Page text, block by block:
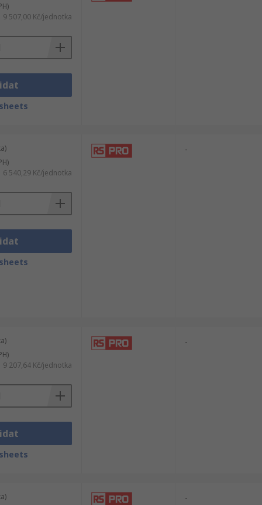
9 507,00 Kč/jednotka
6 540,29 Kč/jednotka
-
9 207,64 Kč/jednotka
-
-